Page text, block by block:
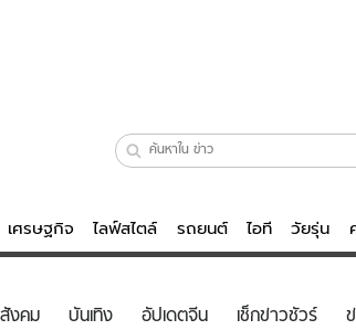
เศรษฐกิจ ไลฟ์สไตล์ รถยนต์ ไอที วัยรุ่น
วย ไลฟ์สไตล์
สังคม บันเทิง อัปเดตจีน เช็กข่าวชัวร์